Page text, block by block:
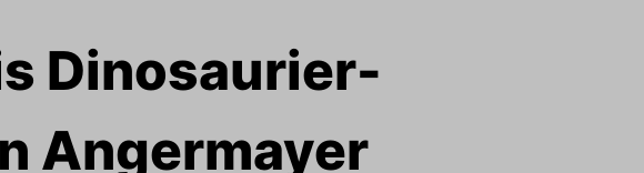
Dinosaurier-
Angermayer